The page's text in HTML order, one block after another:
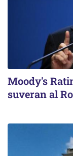
Moody's
suveran al